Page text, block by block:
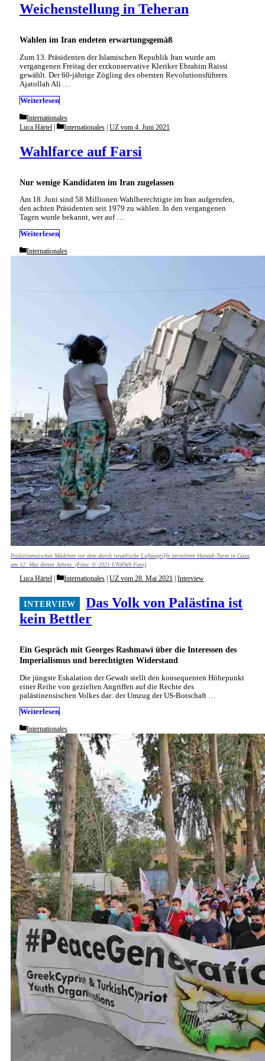
Wahlen im Iran endeten erwartungsgemäß
Weichenstellung in Teheran
Zum 13. Präsidenten der Islamischen Republik Iran wurde am
vergangenen Freitag der erzkonservative Kleriker Ebrahim Raissi
gewählt. Der 60-jährige Zögling des obersten Revolutionsführers
Ajatollah Ali …
Weiterlesen
Categories
Internationales
Nur wenige Kandidaten im Iran zugelassen
Wahlfarce auf Farsi
Luca Härtel Categories
Internationales | UZ vom 4. Juni 2021
Am 18. Juni sind 58 Millionen Wahlberechtigte im Iran aufgerufen,
den achten Präsidenten seit 1979 zu wählen. In den vergangenen
Tagen wurde bekannt, wer auf …
Weiterlesen
Categories
Internationales
Palästinensisches Mädchen vor dem durch israelische Luftangriffe zerstörten Hanadi-Turm in Gaza
am 12. Mai dieses Jahres. (Foto: © 2021 UNRWA Foto)
Ein Gespräch mit Georges Rashmawi über die Interessen des
Imperialismus und berechtigten Widerstand
Das Volk von Palästina ist
kein Bettler
Luca Härtel Categories
Internationales UZ vom 28. Mai 2021 Interview
Die jüngste Eskalation der Gewalt stellt den konsequenten Höhepunkt
einer Reihe von gezielten Angriffen auf die Rechte des
palästinensischen Volkes dar: der Umzug der US-Botschaft …
Weiterlesen
Categories
Internationales